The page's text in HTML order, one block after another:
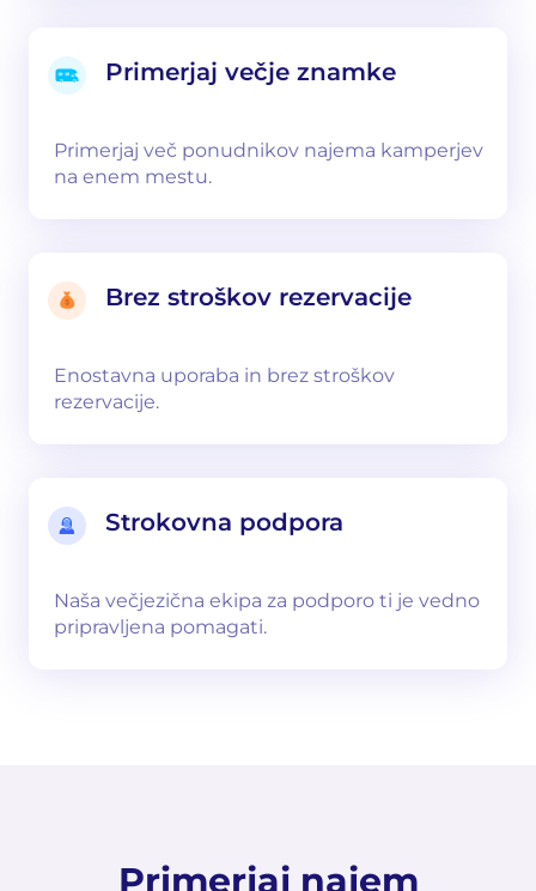
Primerjaj večje znamke
Primerjaj več ponudnikov najema kamperjev
na enem mestu.
Brez stroškov rezervacije
Enostavna uporaba in brez stroškov
rezervacije.
Strokovna podpora
Naša večjezična ekipa za podporo ti je vedno
pripravljena pomagati.
Primerjaj najem